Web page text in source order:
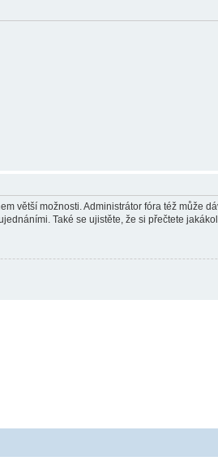
větší možnosti. Administrátor fóra též může
Také se ujistěte, že si přečtete